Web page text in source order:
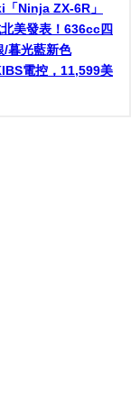
「Ninja ZX-6R」
美發表！636cc四
/暮光藍新色
電控，11,599美